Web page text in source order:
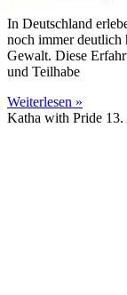
In Deutschland
noch immer
Gewalt. Diese
und Teilhabe
Weiterlesen »
Katha with Pride 13.